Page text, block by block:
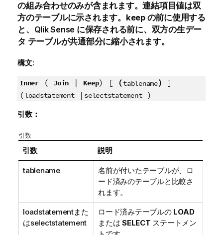
の組み合わせのみが含まれます。連結項目値は双
方のテーブルに示されます。 keepの前に使用する
と、 Qlik Sense に保存される前に、双方の生デー
タ テーブルが共通部分に縮小されます。
構文:
Inner( Join | Keep) [ (tablename)
]
(loadstatement| selectstatement)
引数：
引数
引数 説明
tablename
名前が付いたテーブルが、ロ
ード済みのテーブルと比較さ
れます。
loadstatementまた
はselectstatement
ロード済みテーブルの LOAD
または SELECT ステートメン